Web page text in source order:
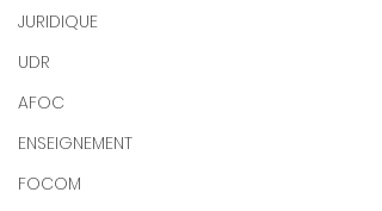
JURIDIQUE
UDR
AFOC
ENSEIGNEMENT
FOCOM